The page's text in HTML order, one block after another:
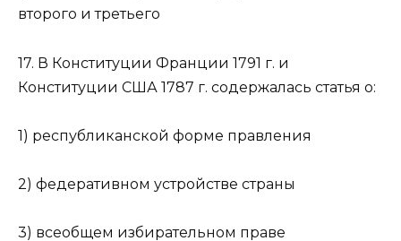
второго и третьего
17. В Конституции Франции 1791 г. и
Конституции США 1787 г. содержалась статья о:
1) республиканской форме правления
2) федеративном устройстве страны
3) всеобщем избирательном праве